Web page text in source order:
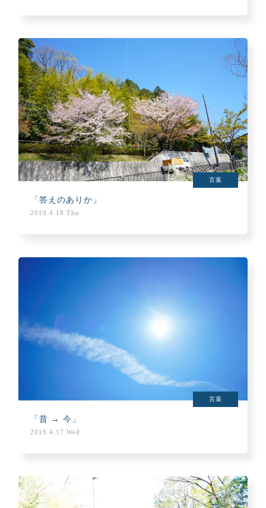
言葉
「答えのありか」
2019.4.18 Thu
言葉
「昔 → 今」
2019.4.17 Wed